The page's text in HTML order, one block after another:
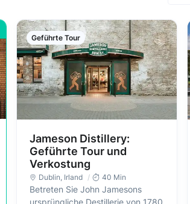
Geführte Tour
Jameson Distillery:
Geführte Tour und
Verkostung
Dublin, Irland 40 Min
Betreten Sie John Jamesons